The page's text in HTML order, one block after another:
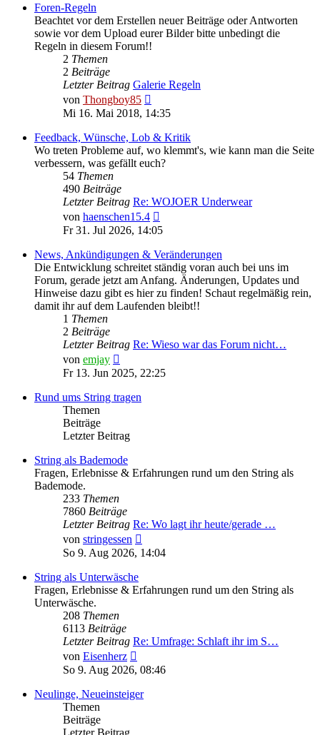
Foren-Regeln
Beachtet vor dem Erstellen neuer Beiträge oder Antworten
sowie vor dem Upload eurer Bilder bitte unbedingt die
Regeln in diesem Forum!!
2 Themen
2 Beiträge
Letzter Beitrag Galerie Regeln
von Thongboy85
Beitrag
Mi 16. Mai 2018, 14:35
Feedback, Wünsche, Lob & Kritik
Wo treten Probleme auf, wo klemmt's, wie kann man die Seite
verbessern, was gefällt euch?
54 Themen
490 Beiträge
Letzter Beitrag Re: WOJOER Underwear
von haenschen15.4
Beitrag
Fr 31. Jul 2026, 14:05
News, Ankündigungen & Veränderungen
Die Entwicklung schreitet ständig voran auch bei uns im
Forum, gerade jetzt am Anfang. Änderungen, Updates und
Hinweise dazu gibt es hier zu finden! Schaut regelmäßig rein,
damit ihr auf dem Laufenden bleibt!!
1 Themen
2 Beiträge
Letzter Beitrag Re: Wieso war das Forum nicht…
von emjay
Beitrag
Fr 13. Jun 2025, 22:25
Rund ums String tragen
Themen
Beiträge
Letzter Beitrag
String als Bademode
Fragen, Erlebnisse & Erfahrungen rund um den String als
Bademode.
233 Themen
7860 Beiträge
Letzter Beitrag Re: Wo lagt ihr heute/gerade …
von stringessen
Beitrag
So 9. Aug 2026, 14:04
String als Unterwäsche
Fragen, Erlebnisse & Erfahrungen rund um den String als
Unterwäsche.
208 Themen
6113 Beiträge
Letzter Beitrag Re: Umfrage: Schlaft ihr im S…
von Eisenherz
Beitrag
So 9. Aug 2026, 08:46
Neulinge, Neueinsteiger
Themen
Beiträge
Letzter Beitrag